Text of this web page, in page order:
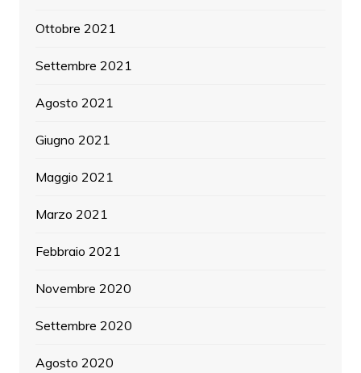
Ottobre 2021
Settembre 2021
Agosto 2021
Giugno 2021
Maggio 2021
Marzo 2021
Febbraio 2021
Novembre 2020
Settembre 2020
Agosto 2020